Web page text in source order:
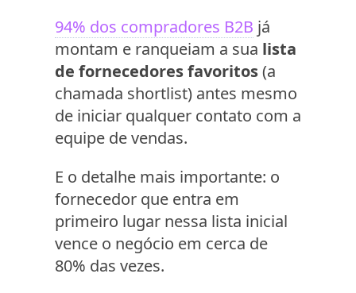
94% dos compradores B2B já
montam e ranqueiam a sua lista
de fornecedores favoritos(a
chamada shortlist) antes mesmo
de iniciar qualquer contato com a
equipe de vendas.
E o detalhe mais importante: o
fornecedor que entra em
primeiro lugar nessa lista inicial
vence o negócio em cerca de
80% das vezes.